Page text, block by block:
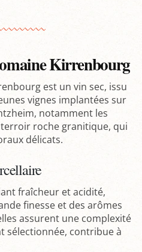
Kirrenbourg
est un vin sec, issu
vignes implantées sur
notamment les
terroir roche granitique, qui
délicats.
fraîcheur et acidité,
finesse et des arômes
assurent une complexité
sélectionnée, contribue à